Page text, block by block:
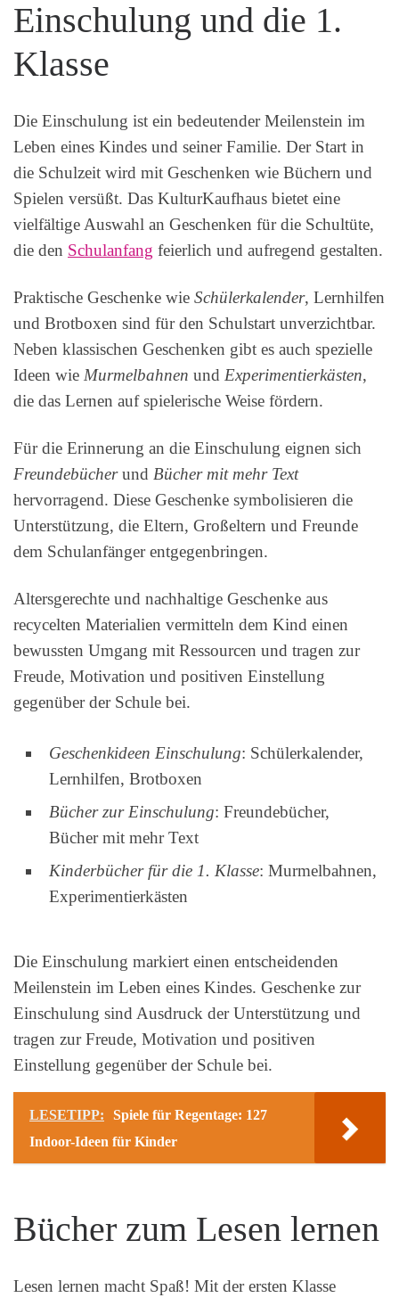
Einschulung und die 1.
Klasse
Die Einschulung ist ein bedeutender Meilenstein im
Leben eines Kindes und seiner Familie. Der Start in
die Schulzeit wird mit Geschenken wie Büchern und
Spielen versüßt. Das KulturKaufhaus bietet eine
vielfältige Auswahl an Geschenken für die Schultüte,
die den Schulanfang feierlich und aufregend gestalten.
Praktische Geschenke wie Schülerkalender, Lernhilfen
und Brotboxen sind für den Schulstart unverzichtbar.
Neben klassischen Geschenken gibt es auch spezielle
Ideen wie Murmelbahnen und Experimentierkästen,
die das Lernen auf spielerische Weise fördern.
Für die Erinnerung an die Einschulung eignen sich
Freundebücherund Bücher mit mehr Text
hervorragend. Diese Geschenke symbolisieren die
Unterstützung, die Eltern, Großeltern und Freunde
dem Schulanfänger entgegenbringen.
Altersgerechte und nachhaltige Geschenke aus
recycelten Materialien vermitteln dem Kind einen
bewussten Umgang mit Ressourcen und tragen zur
Freude, Motivation und positiven Einstellung
gegenüber der Schule bei.
Geschenkideen Einschulung: Schülerkalender,
Lernhilfen, Brotboxen
Bücher zur Einschulung: Freundebücher,
Bücher mit mehr Text
Kinderbücher für die 1. Klasse: Murmelbahnen,
Experimentierkästen
Die Einschulung markiert einen entscheidenden
Meilenstein im Leben eines Kindes. Geschenke zur
Einschulung sind Ausdruck der Unterstützung und
tragen zur Freude, Motivation und positiven
Einstellung gegenüber der Schule bei.
LESETIPP:
Spiele für Regentage: 127
Indoor-Ideen für Kinder
Bücher zum Lesen lernen
Lesen lernen macht Spaß! Mit der ersten Klasse